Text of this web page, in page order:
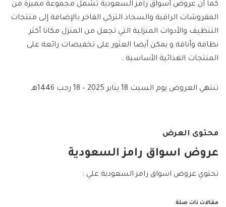
كما أن عروض أسواق رامز السعودية تشمل مجموعة مميزة من
المفروشات الراقية والسجاد التركي الفاخر بالإضافة إلى منتجات
التنظيف والأدوات المنزلية التي تجعل من المنزل مكانا أكثر
نظافة وأناقة و يمكن أيضا العثور على تخفيضات رائعة على
المنتجات الغذائية الأساسية .
تنتهي العروض يوم السبت 18 يناير 2025 – 18 رجب 1446هـ
محتوى العرض
عروض اسواق رامز السعودية
تحتوي عروض اسواق رامز السعودية علي :
مقالات ذات صلة